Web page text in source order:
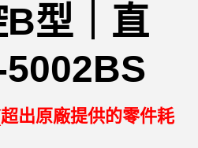
型｜直
出原廠提供的零件耗